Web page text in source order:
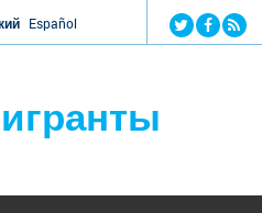
Jump to
Español